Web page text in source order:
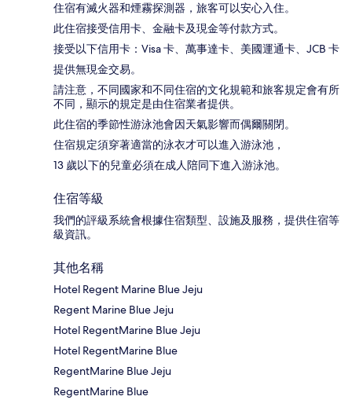
住宿有滅火器和煙霧探測器，旅客可以安心入住。
此住宿接受信用卡、金融卡及現金等付款方式。
接受以下信用卡：Visa 卡、萬事達卡、美國運通卡、JCB 卡
提供無現金交易。
請注意，不同國家和不同住宿的文化規範和旅客規定會有所
不同，顯示的規定是由住宿業者提供。
此住宿的季節性游泳池會因天氣影響而偶爾關閉。
住宿規定須穿著適當的泳衣才可以進入游泳池，
13 歲以下的兒童必須在成人陪同下進入游泳池。
住宿等級
我們的評級系統會根據住宿類型、設施及服務，提供住宿等
級資訊。
其他名稱
Hotel Regent Marine Blue Jeju
Regent Marine Blue Jeju
Hotel RegentMarine Blue Jeju
Hotel RegentMarine Blue
RegentMarine Blue Jeju
RegentMarine Blue